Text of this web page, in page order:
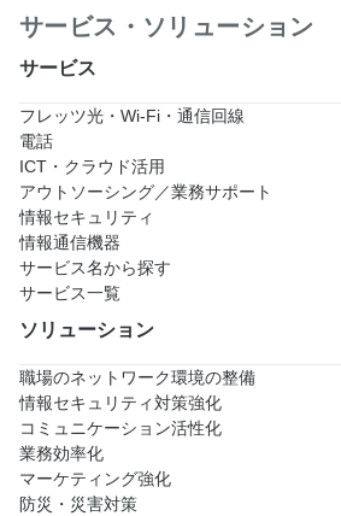
サービス・ソリューション
サービス
フレッツ光・Wi-Fi・通信回線
電話
ICT・クラウド活用
アウトソーシング／業務サポート
情報セキュリティ
情報通信機器
サービス名から探す
サービス一覧
ソリューション
職場のネットワーク環境の整備
情報セキュリティ対策強化
コミュニケーション活性化
業務効率化
マーケティング強化
防災・災害対策